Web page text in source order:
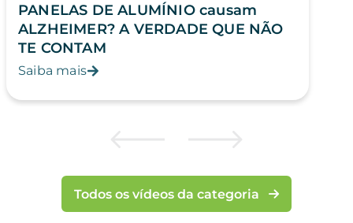
PANELAS DE ALUMÍNIO causam
ALZHEIMER? A VERDADE QUE NÃO
TE CONTAM
Saiba mais
Todos os vídeos da categoria